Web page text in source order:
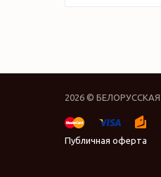
2026 ©
Публичная оферта